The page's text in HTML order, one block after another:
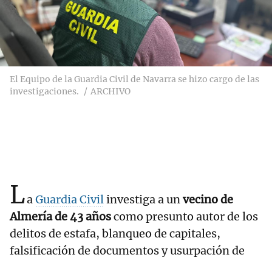
El Equipo de la Guardia Civil de Navarra se hizo cargo de las
investigaciones.
ARCHIVO
LaGuardia Civilinvestiga a unvecino de
Almería de 43 añoscomo presunto autor de los
delitos de estafa, blanqueo de capitales,
falsificación de documentos y usurpación de